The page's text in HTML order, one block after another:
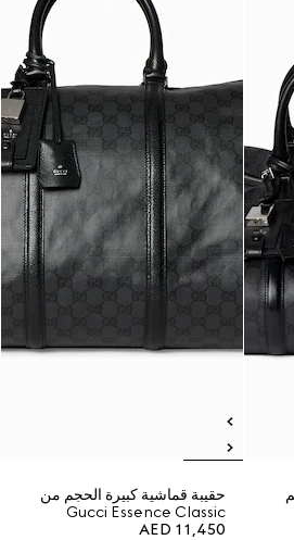
حقيبة قماشية كبيرة الحجم من
Gucci Essence Classic
AED 11,450